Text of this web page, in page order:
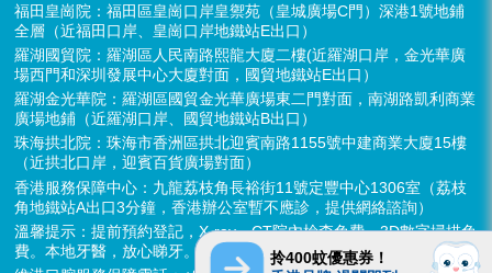
福田皇崗院：福田區皇崗口岸皇禦苑（皇城廣場C門）深港1號地鋪
全層（近福田口岸、皇崗口岸地鐵站E出口）
羅湖國貿院：羅湖區人民南路熙龍大廈二樓(近羅湖口岸，金光華廣
場西門和深圳發展中心大廈對面，國貿地鐵站E出口）
羅湖金光華院：羅湖區國貿金光華廣場東二門對面，南湖路凱利商業
廣場地鋪（近羅湖口岸、國貿地鐵站B出口）
珠海拱北院：珠海市香洲區拱北迎賓南路1155號中建商業大廈15樓
（近拱北口岸，迎賓百貨廣場對面）
香港服務保障中心：九龍荔枝角長裕街11號定豐中心1306室（荔枝
角地鐵站A出口3分鐘，香港辦公室暫不應診，提供網絡諮詢）
溫馨提示：提前預約登記，X-ray、CT院內檢查免費，3D數字掃描免
費。本地牙醫，放心睇牙。另有速遞代收存放服務。
拎400蚊優惠券！